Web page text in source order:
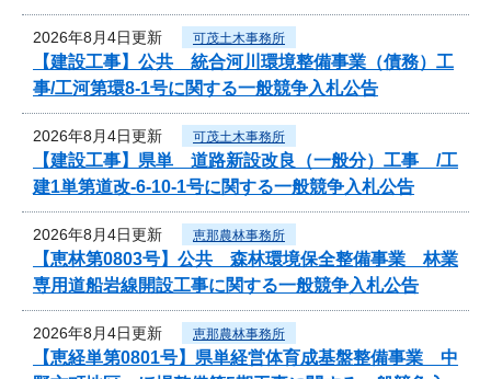
2026年8月4日更新 可茂土木事務所
【建設工事】公共 統合河川環境整備事業（債務）工
事/工河第環8-1号に関する一般競争入札公告
2026年8月4日更新 可茂土木事務所
【建設工事】県単 道路新設改良（一般分）工事 /工
建1単第道改-6-10-1号に関する一般競争入札公告
2026年8月4日更新 恵那農林事務所
【恵林第0803号】公共 森林環境保全整備事業 林業
専用道船岩線開設工事に関する一般競争入札公告
2026年8月4日更新 恵那農林事務所
【恵経単第0801号】県単経営体育成基盤整備事業 中